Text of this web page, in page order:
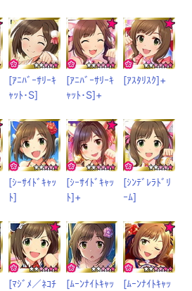
[ｱﾆﾊﾞｰｻﾘｰｷ
ｬｯﾄ･S]
[ｱﾆﾊﾞｰｻﾘｰｷ
ｬｯﾄ･S]+
[ｱｽﾀﾘｽｸ]+
[ｼｰｻｲﾄﾞｷｬｯ
ﾄ]
[ｼｰｻｲﾄﾞｷｬｯ
ﾄ]+
[ｼﾝﾃﾞﾚﾗﾄﾞﾘ
ｰﾑ]
[ﾏｼﾞﾒ／ﾈｺﾁ
[ﾑｰﾝﾅｲﾄｷｬｯ
[ﾑｰﾝﾅｲﾄｷｬｯ